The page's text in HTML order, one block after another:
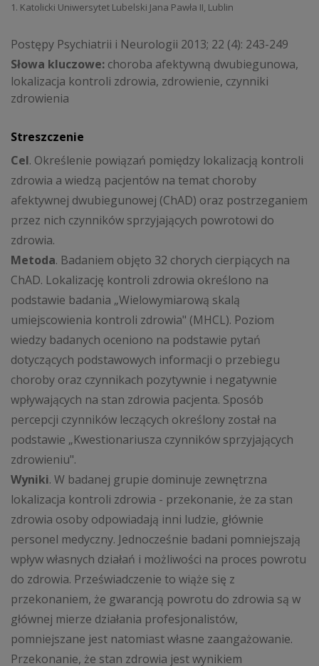
1. Katolicki Uniwersytet Lubelski Jana Pawła II, Lublin
Postępy Psychiatrii i Neurologii 2013; 22 (4): 243-249
Słowa kluczowe: choroba afektywną dwubiegunowa,
lokalizacja kontroli zdrowia, zdrowienie, czynniki
zdrowienia
Streszczenie
Cel. Określenie powiązań pomiędzy lokalizacją kontroli
zdrowia a wiedzą pacjentów na temat choroby
afektywnej dwubiegunowej (ChAD) oraz postrzeganiem
przez nich czynników sprzyjających powrotowi do
zdrowia.
Metoda. Badaniem objęto 32 chorych cierpiących na
ChAD. Lokalizację kontroli zdrowia określono na
podstawie badania „Wielowymiarową skalą
umiejscowienia kontroli zdrowia" (MHCL). Poziom
wiedzy badanych oceniono na podstawie pytań
dotyczących podstawowych informacji o przebiegu
choroby oraz czynnikach pozytywnie i negatywnie
wpływających na stan zdrowia pacjenta. Sposób
percepcji czynników leczących określony został na
podstawie „Kwestionariusza czynników sprzyjających
zdrowieniu".
Wyniki. W badanej grupie dominuje zewnętrzna
lokalizacja kontroli zdrowia - przekonanie, że za stan
zdrowia osoby odpowiadają inni ludzie, głównie
personel medyczny. Jednocześnie badani pomniejszają
wpływ własnych działań i możliwości na proces powrotu
do zdrowia. Przeświadczenie to wiąże się z
przekonaniem, że gwarancją powrotu do zdrowia są w
głównej mierze działania profesjonalistów,
pomniejszane jest natomiast własne zaangażowanie.
Przekonanie, że stan zdrowia jest wynikiem